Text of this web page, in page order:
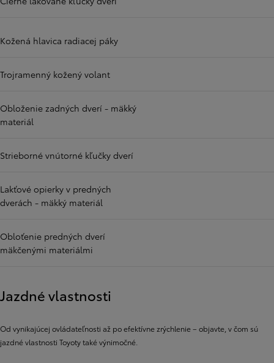
Kožená hlavica radiacej páky
Trojramenný kožený volant
Obloženie zadných dverí - mäkký
materiál
Strieborné vnútorné kľučky dverí
Lakťové opierky v predných
dverách - mäkký materiál
Obloťenie predných dverí
mäkčenými materiálmi
Jazdné vlastnosti
Od vynikajúcej ovládateľnosti až po efektívne zrýchlenie – objavte, v čom sú
jazdné vlastnosti Toyoty také výnimočné.